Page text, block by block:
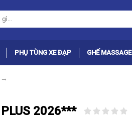
PHỤ TÙNG XE ĐẠP GHẾ MASSAGE
2026***